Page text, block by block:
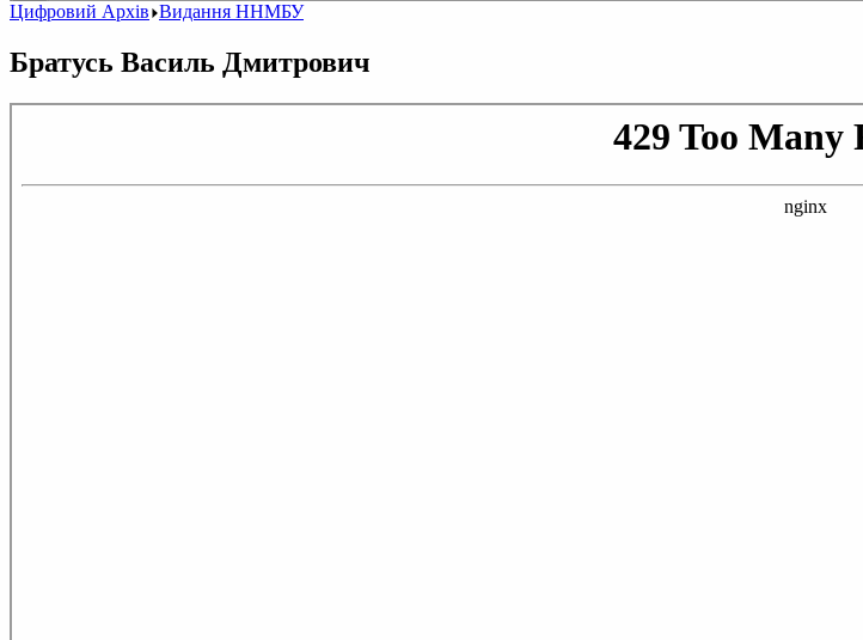
Цифровий Архів Видання ННМБУ
Братусь Василь Дмитрович